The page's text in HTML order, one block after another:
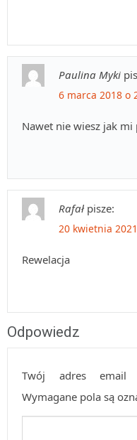
Paulina Myki
6 marca 2018 o
Nawet nie wiesz jak mi
Rafał pisze:
20 kwietnia
Rewelacja
Odpowiedz
Twój adres email
Wymagane pola są